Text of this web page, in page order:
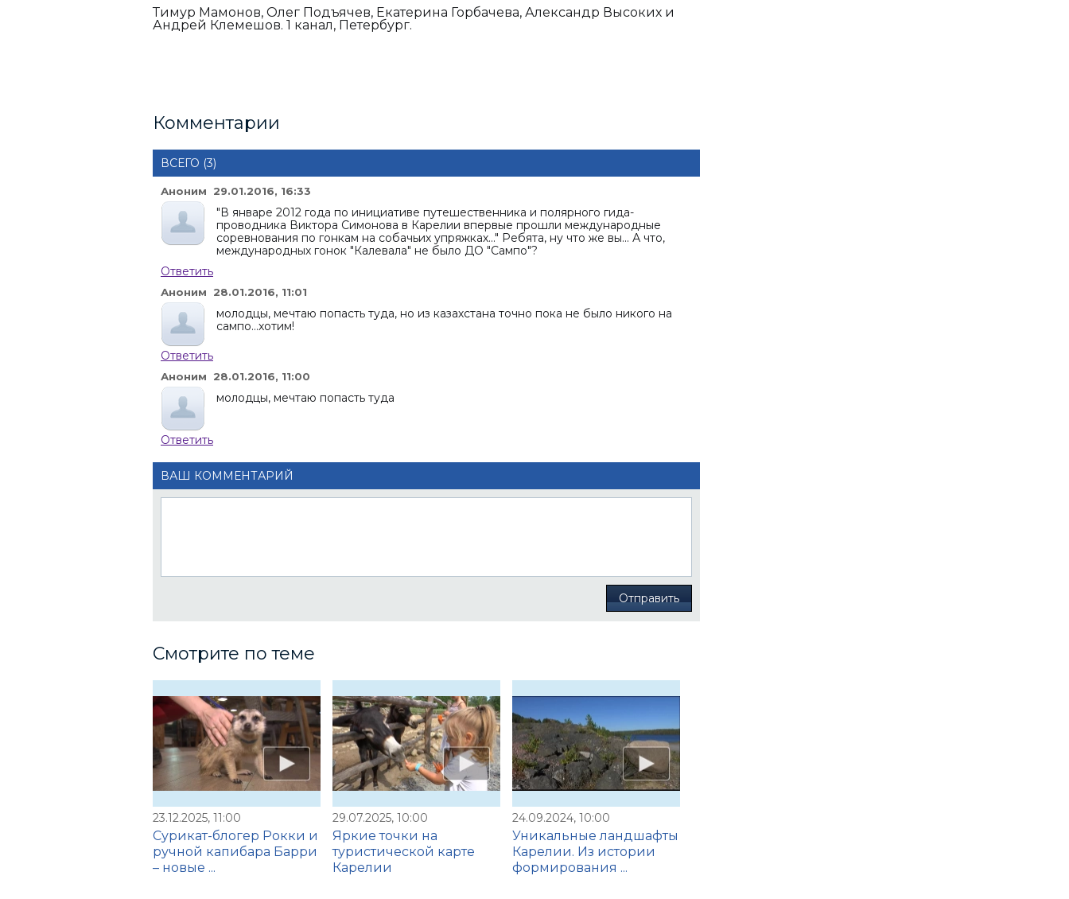
Тимур Мамонов, Олег Подъячев, Екатерина Горбачева, Александр Высоких и
Андрей Клемешов. 1 канал, Петербург.
Комментарии
ВСЕГО (3)
Аноним 29.01.2016, 16:33
"В январе 2012 года по инициативе путешественника и полярного гида-
проводника Виктора Симонова в Карелии впервые прошли международные
соревнования по гонкам на собачьих упряжках..." Ребята, ну что же вы... А что,
международных гонок "Калевала" не было ДО "Сампо"?
Ответить
Аноним 28.01.2016, 11:01
молодцы, мечтаю попасть туда, но из казахстана точно пока не было никого на
сампо...хотим!
Ответить
Аноним 28.01.2016, 11:00
молодцы, мечтаю попасть туда
Ответить
ВАШ КОММЕНТАРИЙ
Отправить
Смотрите по теме
23.12.2025, 11:00
Сурикат-блогер Рокки и
ручной капибара Барри
– новые ...
29.07.2025, 10:00
Яркие точки на
туристической карте
Карелии
24.09.2024, 10:00
Уникальные ландшафты
Карелии. Из истории
формирования ...